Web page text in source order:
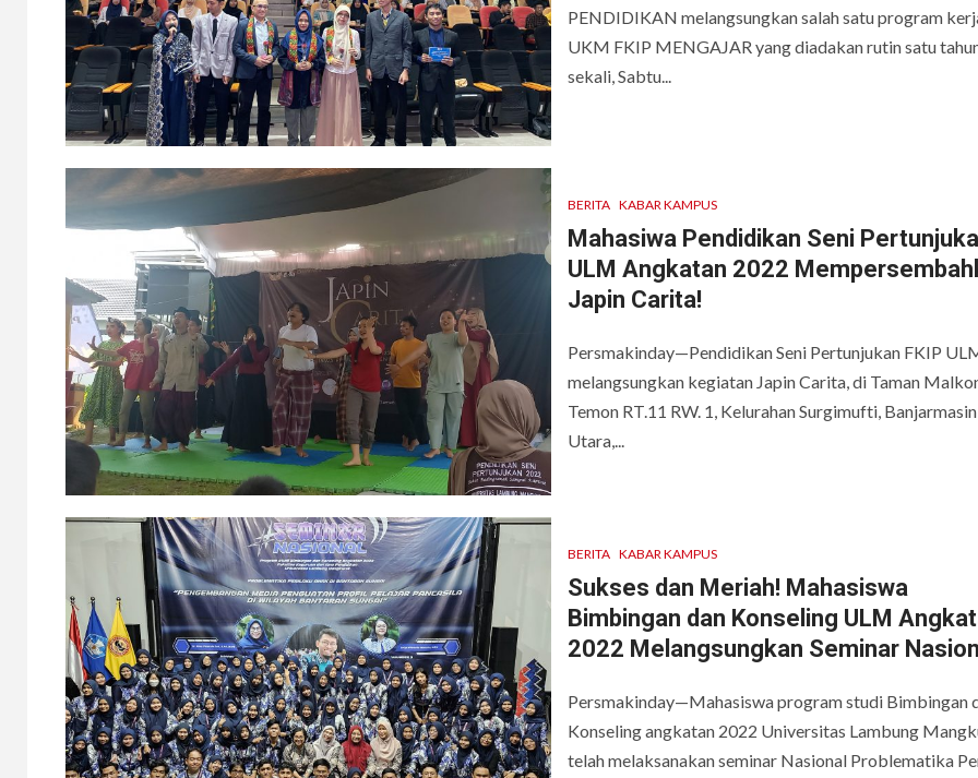
PENDIDIKAN melangsungkan salah satu program
UKM FKIP MENGAJAR yang diadakan rutin satu
sekali, Sabtu...
BERITA KABAR KAMPUS
Mahasiwa Pendidikan Seni
ULM Angkatan 2022
Japin Carita!
Persmakinday—Pendidikan Seni Pertunjukan FKIP
melangsungkan kegiatan Japin Carita, di Taman
Temon RT.11 RW. 1, Kelurahan Surgimufti, Banjarmasin
Utara,...
BERITA KABAR KAMPUS
Sukses dan Meriah! Mahasiswa
Bimbingan dan Konseling ULM
2022 Melangsungkan Seminar
Persmakinday—Mahasiswa program studi Bimbingan
Konseling angkatan 2022 Universitas Lambung
telah melaksanakan seminar Nasional Problematika